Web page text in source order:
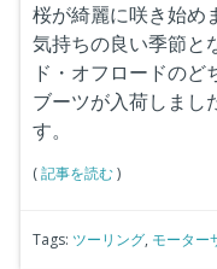
桜が綺麗に咲き始め
気持ちの良い季節と
ド・オフロードの
ブーツが入荷しまし
す。
(記事を読む)
Tags: ツーリング, モーター